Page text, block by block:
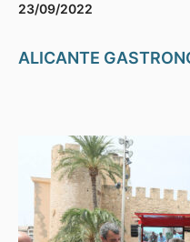
23/09/2022
ALICANTE